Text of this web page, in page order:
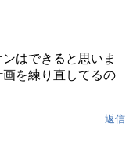
はできると思いま
を練り直してるの
返信